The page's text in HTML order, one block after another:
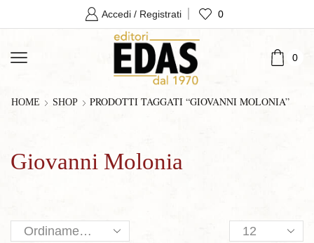
Accedi / Registrati 0
0
HOME SHOP PRODOTTI TAGGATI “GIOVANNI MOLONIA”
Giovanni Molonia
Products